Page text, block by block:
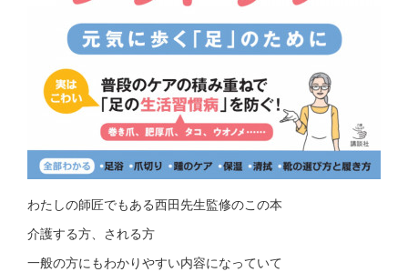
わたしの師匠でもある西田先生監修のこの本
介護する方、される方
一般の方にもわかりやすい内容になっていて